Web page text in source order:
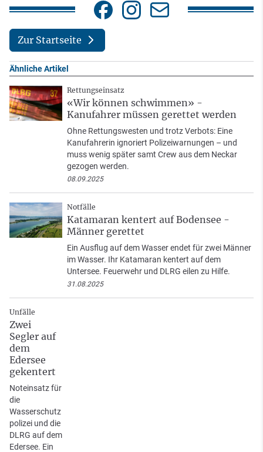
Zur Startseite
Ähnliche Artikel
Rettungseinsatz
«Wir können schwimmen» -
Kanufahrer müssen gerettet werden
Ohne Rettungswesten und trotz Verbots: Eine
Kanufahrerin ignoriert Polizeiwarnungen – und
muss wenig später samt Crew aus dem Neckar
gezogen werden.
08.09.2025
Notfälle
Katamaran kentert auf Bodensee -
Männer gerettet
Ein Ausflug auf dem Wasser endet für zwei Männer
im Wasser. Ihr Katamaran kentert auf dem
Untersee. Feuerwehr und DLRG eilen zu Hilfe.
31.08.2025
Unfälle
Zwei
Segler auf
dem
Edersee
gekentert
Noteinsatz für
die
Wasserschutz
polizei und die
DLRG auf dem
Edersee. Ein